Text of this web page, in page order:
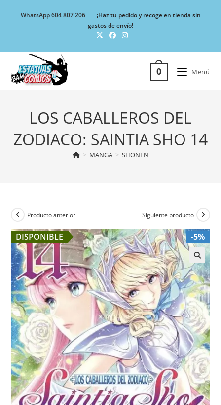
WhatsApp 604 807 206
¡Haz tu pedido y recoge en tienda sin
gastos de envío!
0 Menú
LOS CABALLEROS DEL
ZODIACO: SAINTIA SHO 14
> MANGA > SHONEN
Producto anterior Siguiente producto
🔍
DISPONIBLE -5%